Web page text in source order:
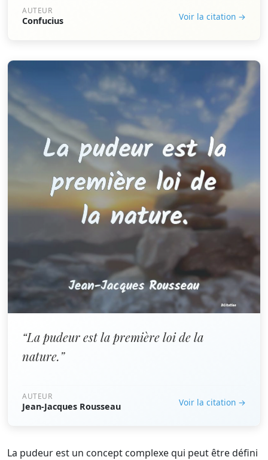
AUTEUR
Confucius Voir la citation →
“La pudeur est la première loi de la
nature.”
AUTEUR
Jean-Jacques Rousseau Voir la citation →
La pudeur est un concept complexe qui peut être défini